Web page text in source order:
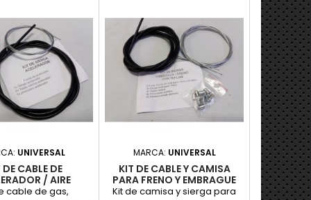
UNIVERSAL
DE CABLE DE
/ AIRE
cable de gas,
MARCA: UNIVERSAL
KIT DE CABLE Y CAMISA
PARA FRENO Y EMBRAGUE
UNIVERSAL
Kit de camisa y sierga para
Juego de